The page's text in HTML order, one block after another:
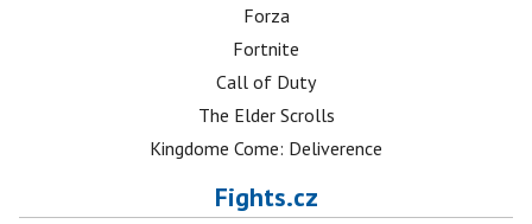
Forza
Fortnite
Call of Duty
The Elder Scrolls
Kingdome Come: Deliverence
Fights.cz